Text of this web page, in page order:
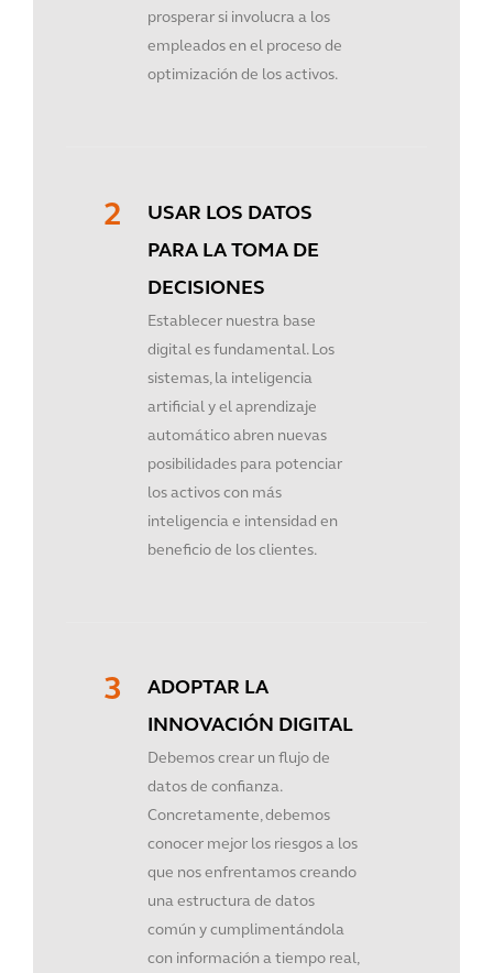
prosperar si involucra a los
empleados en el proceso de
optimización de los activos.
USAR LOS DATOS
PARA LA TOMA DE
DECISIONES
Establecer nuestra base
digital es fundamental. Los
sistemas, la inteligencia
artificial y el aprendizaje
automático abren nuevas
posibilidades para potenciar
los activos con más
inteligencia e intensidad en
beneficio de los clientes.
ADOPTAR LA
INNOVACIÓN DIGITAL
Debemos crear un flujo de
datos de confianza.
Concretamente, debemos
conocer mejor los riesgos a los
que nos enfrentamos creando
una estructura de datos
común y cumplimentándola
con información a tiempo real,